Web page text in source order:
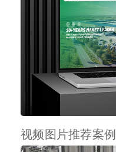
视频图片推荐案例